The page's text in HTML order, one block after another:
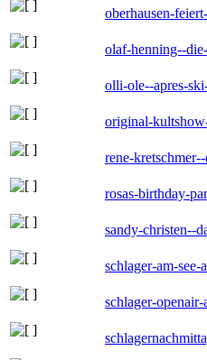
oberhausen-
olaf-henning--
olli-ole--apres-
original-
rene-
rosas-birthday-
sandy-christen--
schlager-am-
schlager-